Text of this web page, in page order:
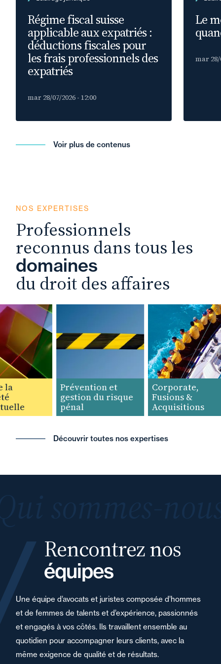
Régime fiscal suisse
applicable aux expatriés :
déductions fiscales pour
les frais professionnels des
expatriés
mar 28/07/2026 - 12:00
Le
mar 28/
Voir plus de contenus
NOS EXPERTISES
Professionnels
reconnus dans tous les
domaines
du droit des affaires
Prévention et
gestion du risque
pénal
Corporate,
Fusions &
Acquisitions
Découvrir toutes nos expertises
Rencontrez nos
équipes
Une équipe d’avocats et juristes composée d’hommes
et de femmes de talents et d’expérience, passionnés
et engagés à vos côtés. Ils travaillent ensemble au
quotidien pour accompagner leurs clients, avec la
même exigence de qualité et de résultats.